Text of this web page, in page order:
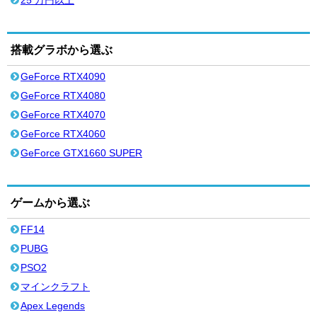
搭載グラボから選ぶ
GeForce RTX4090
GeForce RTX4080
GeForce RTX4070
GeForce RTX4060
GeForce GTX1660 SUPER
ゲームから選ぶ
FF14
PUBG
PSO2
マインクラフト
Apex Legends